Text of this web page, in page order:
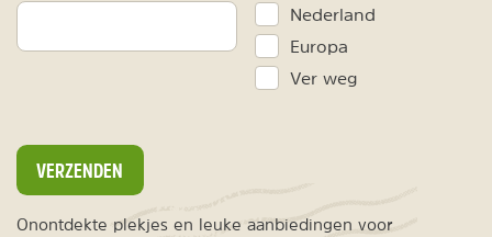
Nederland
Europa
Ver weg
VERZENDEN
Onontdekte plekjes en leuke aanbiedingen voor